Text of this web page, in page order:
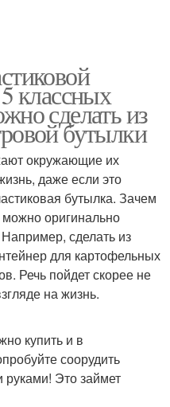
классных
сделать из
бутылки
окружающие их
даже если это
бутылка. Зачем
оригинально
сделать из
для картофельных
Речь пойдет скорее не
на жизнь.
купить и в
соорудить
руками! Это займет